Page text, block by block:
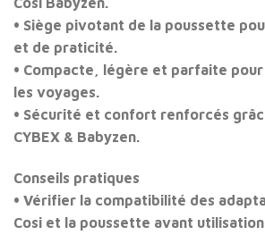
• Siège pivotant de la poussette
et de praticité.
• Compacte, légère et parfaite
les voyages.
• Sécurité et confort renforcés
CYBEX & Babyzen.
Conseils pratiques
• Vérifier la compatibilité des
Cosi et la poussette avant